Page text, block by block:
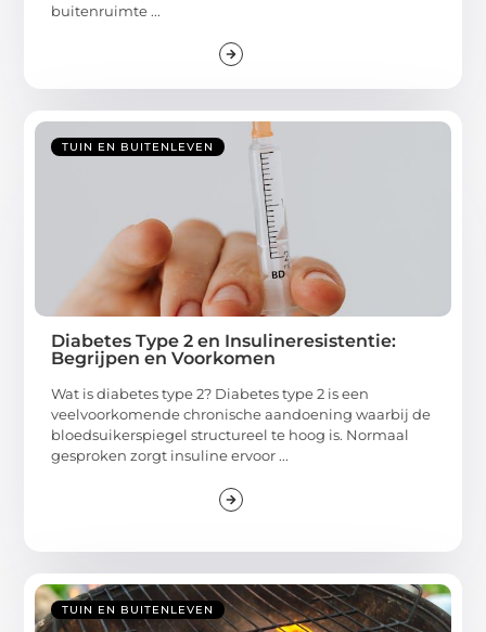
buitenruimte ...
TUIN EN BUITENLEVEN
Diabetes Type 2 en Insulineresistentie:
Begrijpen en Voorkomen
Wat is diabetes type 2? Diabetes type 2 is een
veelvoorkomende chronische aandoening waarbij de
bloedsuikerspiegel structureel te hoog is. Normaal
gesproken zorgt insuline ervoor ...
TUIN EN BUITENLEVEN